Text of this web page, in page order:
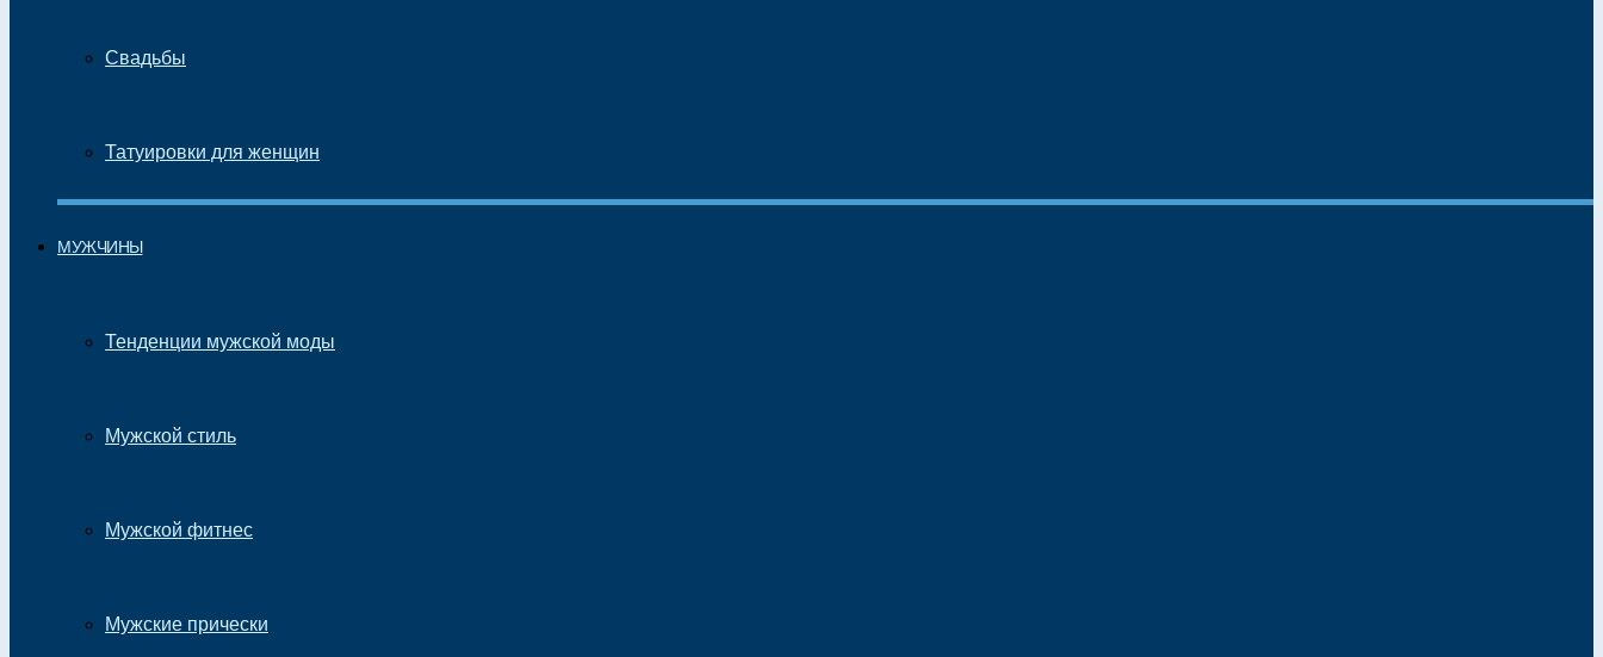
Свадьбы
Татуировки для женщин
МУЖЧИНЫ
Тенденции мужской моды
Мужской стиль
Мужской фитнес
Мужские прически